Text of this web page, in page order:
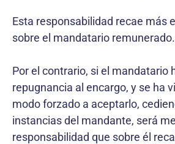
Esta responsabilidad recae más
sobre el mandatario remunerado.
Por el contrario, si el mandatario
repugnancia al encargo, y se ha
modo forzado a aceptarlo,
instancias del mandante, será
responsabilidad que sobre él